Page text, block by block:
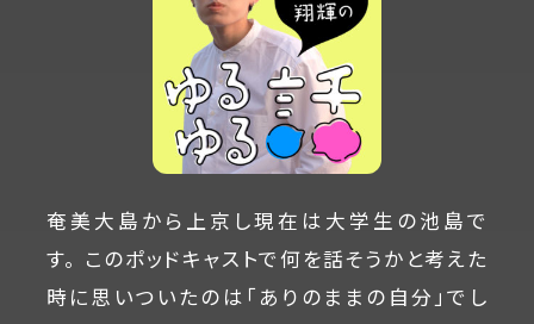
奄美大島から上京し現在は大学生の池島で
す。 このポッドキャストで何を話そうかと考えた
時に思いついたのは「ありのままの自分」でし